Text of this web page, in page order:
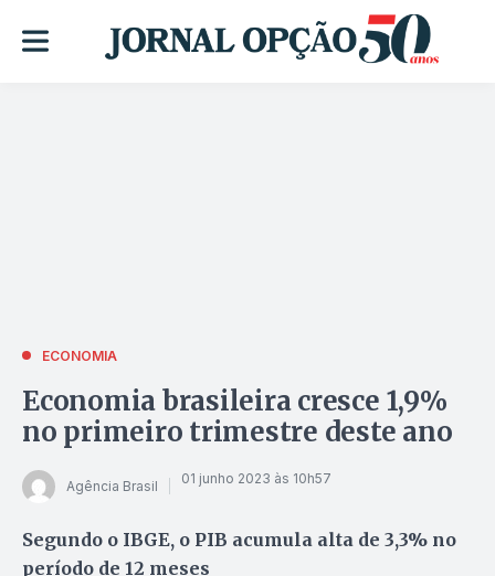
ECONOMIA
Economia brasileira cresce 1,9%
no primeiro trimestre deste ano
Agência Brasil 01 junho 2023 às 10h57
Segundo o IBGE, o PIB acumula alta de 3,3% no
período de 12 meses